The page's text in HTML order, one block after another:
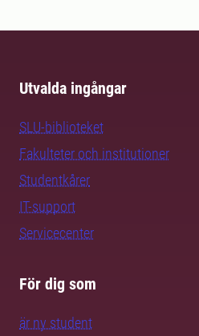
Utvalda ingångar
SLU-biblioteket
Fakulteter och institutioner
Studentkårer
IT-support
Servicecenter
För dig som
är ny student